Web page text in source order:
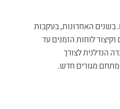
פינוי בינוי בישראל הוא תהליך מורכב, שעשוי להימשך כ-7 שנים. בשנים האחרונות, בעקבות
לוחות הזמנים עד
הנדלנית לצורך
מתחם מגורים חדש.